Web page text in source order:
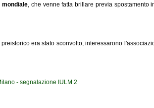
mondiale , che venne fatta brillare previa
era stato sconvolto, interessarono